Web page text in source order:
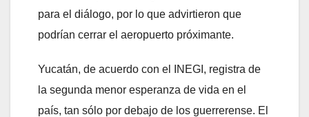
para el diálogo, por lo que advirtieron que
podrían cerrar el aeropuerto próximante.
Yucatán, de acuerdo con el INEGI, registra de
la segunda menor esperanza de vida en el
país, tan sólo por debajo de los guerrerense. El